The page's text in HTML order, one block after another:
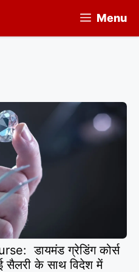
Menu
डायमंड ग्रेडिंग कोर्स
सैलरी के साथ विदेश में